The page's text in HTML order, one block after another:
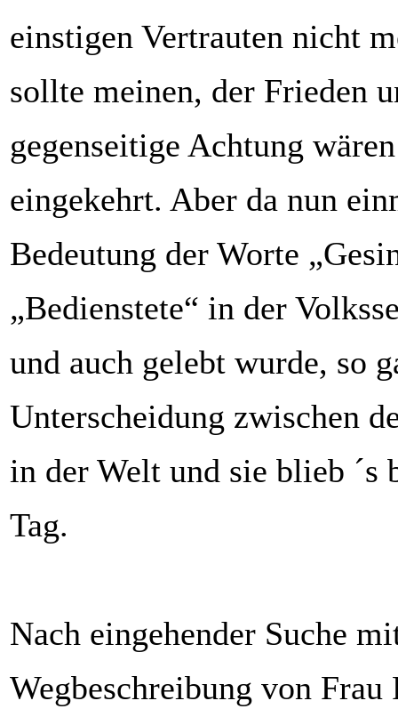
einstigen Vertrauten nicht
sollte meinen, der Frieden
gegenseitige Achtung
eingekehrt. Aber da nun
Bedeutung der Worte
„Bedienstete“ in der
und auch gelebt wurde, so
Unterscheidung zwischen
in der Welt und sie blieb ´s
Tag.
Nach eingehender Suche
Wegbeschreibung von Frau